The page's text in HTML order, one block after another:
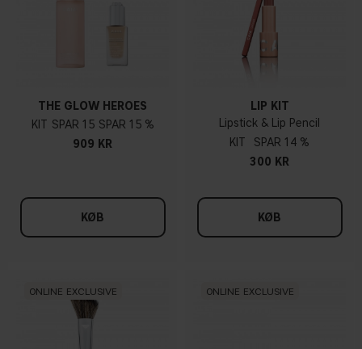
THE GLOW HEROES
KIT
15
15 %
909 KR
KØB
LIP KIT
Lipstick & Lip Pencil
KIT
14 %
300 KR
KØB
ONLINE EXCLUSIVE ONLINE EXCLUSIVE